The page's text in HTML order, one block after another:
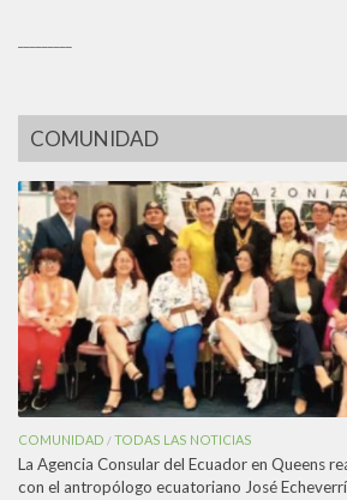
COMUNIDAD
COMUNIDAD /TODAS LAS NOTICIAS
La Agencia Consular del Ecuador en Queens
con el antropólogo ecuatoriano José